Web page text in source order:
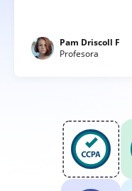
Pam Driscoll F
Profesora